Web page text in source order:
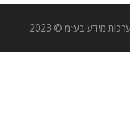
מידע בע״מ © 2023